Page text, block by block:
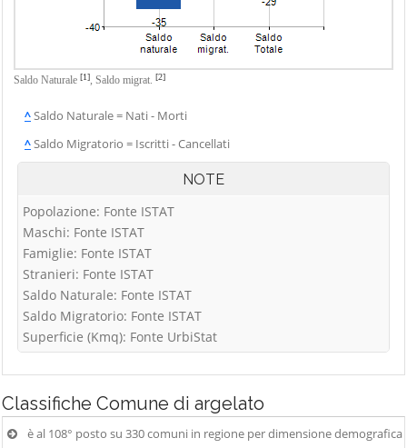
Saldo Naturale [1], Saldo migrat. [2]
^Saldo Naturale = Nati - Morti
^Saldo Migratorio = Iscritti - Cancellati
NOTE
Popolazione: Fonte ISTAT
Maschi: Fonte ISTAT
Famiglie: Fonte ISTAT
Stranieri: Fonte ISTAT
Saldo Naturale: Fonte ISTAT
Saldo Migratorio: Fonte ISTAT
Superficie (Kmq): Fonte UrbiStat
Classifiche Comune di argelato
è al 108° posto su 330 comuni in regione per dimensione demografica